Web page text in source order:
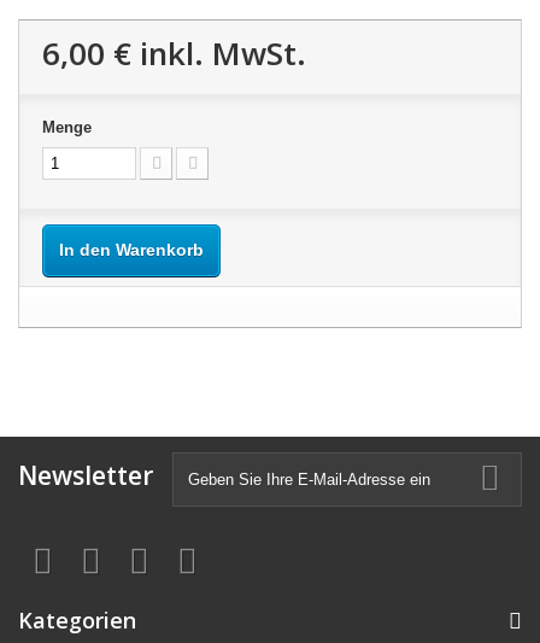
6,00 € inkl. MwSt.
Menge
In den Warenkorb
Newsletter
Kategorien